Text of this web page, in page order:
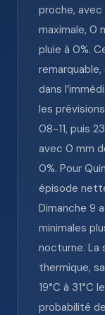
proche, avec
maximale, 0
pluie à 0%.
dans
les
08-11, puis
avec 0 mm
0%. Pour
épisode
Dimanche 9
minimales
nocturne. La
thermique,
19°C à
probabilité